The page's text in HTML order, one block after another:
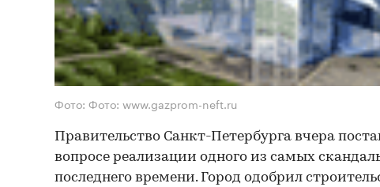
Фото: Фото: www.gazprom-neft.ru
Правительство Санкт-Петербурга вчера
вопросе реализации одного из самых
последнего времени. Город одобрил